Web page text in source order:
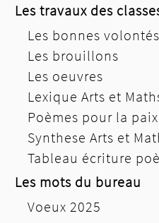
Les travaux des
Les bonnes volontés
Les brouillons
Les oeuvres
Lexique Arts et
Poèmes pour la paix
Synthese Arts et
Tableau écriture
Les mots du bureau
Voeux 2025